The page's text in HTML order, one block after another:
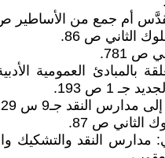
بالمبادئ العمومية
1 ص 193.
مدارس النقد والتشكيك